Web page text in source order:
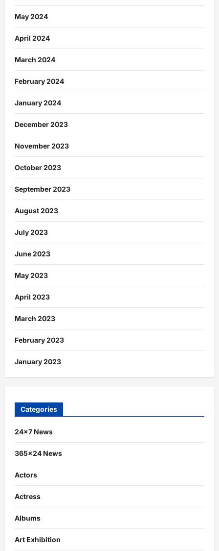
May 2024
April 2024
March 2024
February 2024
January 2024
December 2023
November 2023
October 2023
September 2023
August 2023
July 2023
June 2023
May 2023
April 2023
March 2023
February 2023
January 2023
Categories
24×7 News
365×24 News
Actors
Actress
Albums
Art Exhibition